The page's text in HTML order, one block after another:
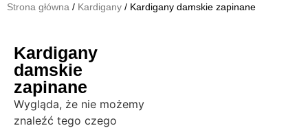
Strona główna / Kardigany / Kardigany damskie zapinane
Kardigany
damskie
zapinane
Wygląda, że nie możemy
znaleźć tego czego